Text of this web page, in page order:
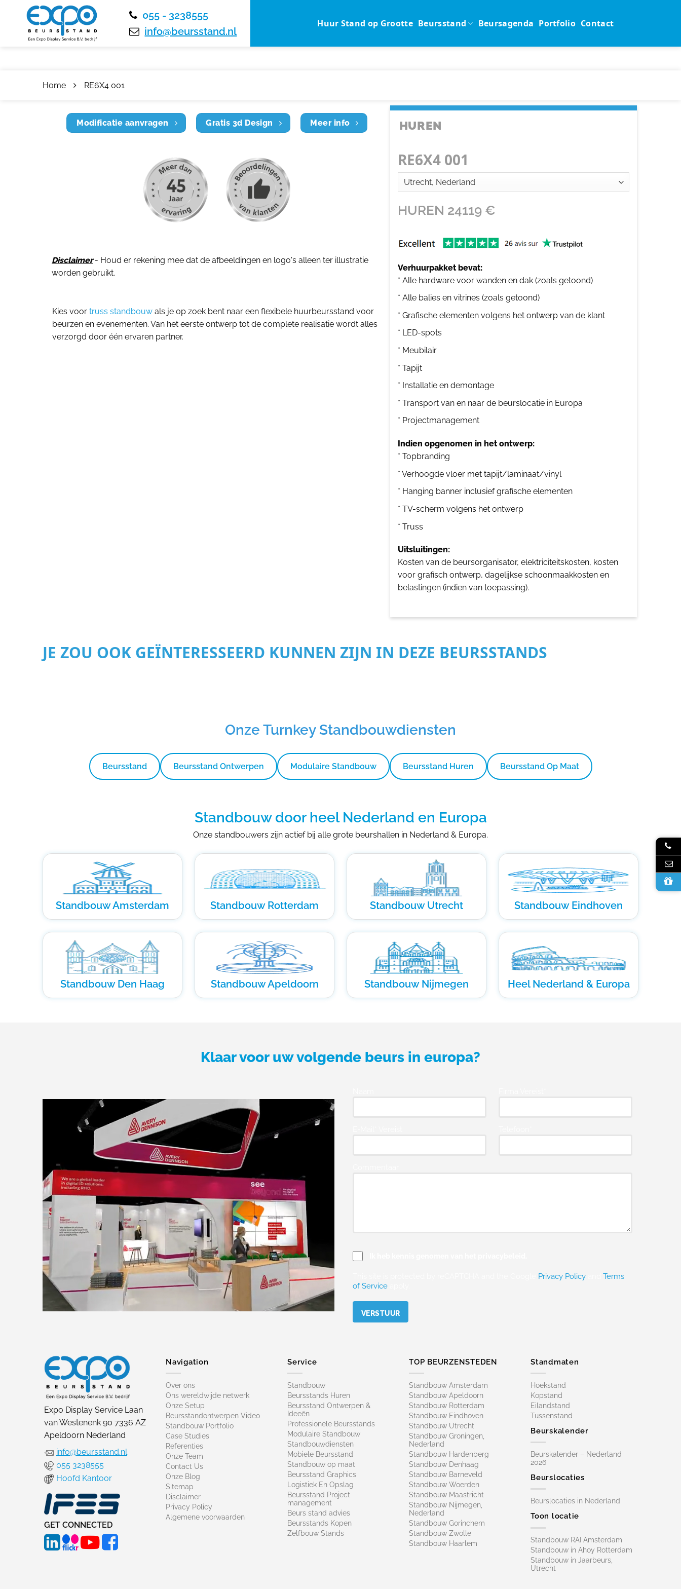
055 - 3238555
info@beursstand.nl
Huur Stand op Grootte Beursstand Beursagenda Portfolio Contact
Home RE6X4 001
Modificatie aanvragen Gratis 3d Design Meer info
Disclaimer- Houd er rekening mee dat de afbeeldingen en logo's alleen ter illustratie
worden gebruikt.
Kies voor truss standbouw als je op zoek bent naar een flexibele huurbeursstand voor
beurzen en evenementen. Van het eerste ontwerp tot de complete realisatie wordt alles
verzorgd door één ervaren partner.
HUREN
RE6X4 001
HUREN 24119€
Verhuurpakket bevat:
* Alle hardware voor wanden en dak (zoals getoond)
* Alle balies en vitrines (zoals getoond)
* Grafische elementen volgens het ontwerp van de klant
* LED-spots
* Meubilair
* Tapijt
* Installatie en demontage
* Transport van en naar de beurslocatie in Europa
* Projectmanagement
Indien opgenomen in het ontwerp:
* Topbranding
* Verhoogde vloer met tapijt/laminaat/vinyl
* Hanging banner inclusief grafische elementen
* TV-scherm volgens het ontwerp
* Truss
Uitsluitingen:
Kosten van de beursorganisator, elektriciteitskosten, kosten
voor grafisch ontwerp, dagelijkse schoonmaakkosten en
belastingen (indien van toepassing).
JE ZOU OOK GEÏNTERESSEERD KUNNEN ZIJN IN DEZE BEURSSTANDS
Onze Turnkey Standbouwdiensten
Beursstand Beursstand Ontwerpen Modulaire Standbouw Beursstand Huren Beursstand Op Maat
Standbouw door heel Nederland en Europa
Onze standbouwers zijn actief bij alle grote beurshallen in Nederland & Europa.
Standbouw Amsterdam Standbouw Rotterdam Standbouw Utrecht Standbouw Eindhoven
Standbouw Den Haag Standbouw Apeldoorn Standbouw Nijmegen Heel Nederland & Europa
Klaar voor uw volgende beurs in europa?
Privacy Policy
Terms
of Service
Expo Display Service Laan
van Westenenk 90 7336 AZ
Apeldoorn Nederland
info@beursstand.nl
055 3238555
Hoofd Kantoor
GET CONNECTED
Navigation
Over ons
Ons wereldwijde netwerk
Onze Setup
Beursstandontwerpen Video
Standbouw Portfolio
Case Studies
Referenties
Onze Team
Contact Us
Onze Blog
Sitemap
Disclaimer
Privacy Policy
Algemene voorwaarden
Service
Standbouw
Beursstands Huren
Beursstand Ontwerpen &
Ideeën
Professionele Beursstands
Modulaire Standbouw
Standbouwdiensten
Mobiele Beursstand
Standbouw op maat​
Beursstand Graphics
Logistiek En Opslag
Beursstand Project
management
Beurs stand advies
Beursstands Kopen
Zelfbouw Stands
TOP BEURZENSTEDEN
Standbouw Amsterdam
Standbouw Apeldoorn
Standbouw Rotterdam
Standbouw Eindhoven
Standbouw Utrecht
Standbouw Groningen,
Nederland
Standbouw Hardenberg
Standbouw Denhaag
Standbouw Barneveld
Standbouw Woerden
Standbouw Maastricht
Standbouw Nijmegen,
Nederland
Standbouw Gorinchem
Standbouw Zwolle
Standbouw Haarlem
Standmaten
Hoekstand
Kopstand
Eilandstand
Tussenstand
Beurskalender
Beurskalender – Nederland
2026
Beurslocaties
Beurslocaties in Nederland
Toon locatie
Standbouw RAI Amsterdam
Standbouw in Ahoy Rotterdam
Standbouw in Jaarbeurs,
Utrecht